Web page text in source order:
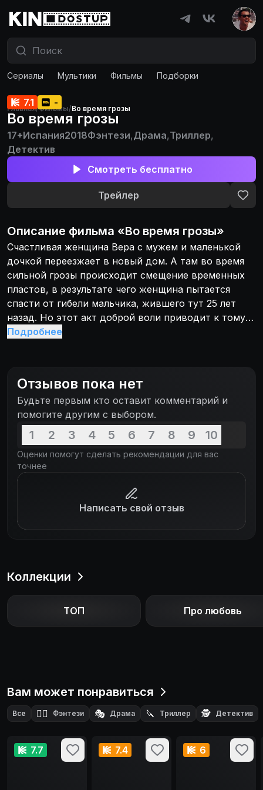
Сериалы Мультики Фильмы Подборки
Главная/Фильмы/Во время грозы
7.1 -
Во время грозы
17+Испания2018Фэнтези,Драма,Триллер,
Детектив
Смотреть бесплатно
Трейлер
Описание фильма «Во время грозы»
Счастливая женщина Вера с мужем и маленькой
дочкой переезжает в новый дом. А там во время
сильной грозы происходит смещение временных
пластов, в результате чего женщина пытается
спасти от гибели мальчика, жившего тут 25 лет
назад. Но этот акт доброй воли приводит к тому,
что Вера оказывается в изменённом настоящем, в
Подробнее
Отзывов пока нет
Будьте первым кто оставит комментарий и
помогите другим с выбором.
1 2 3 4 5 6 7 8 9 10
Оценки помогут сделать рекомендации для вас
точнее
Написать свой отзыв
Коллекции
ТОП Про любовь
Вам может понравиться
Все 🧙‍♂️ Фэнтези 🎭 Драма 🔪 Триллер 🕵️ Детектив
7.7 7.4 6